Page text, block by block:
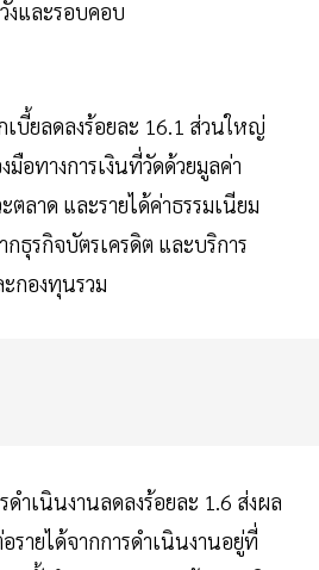
งและรอบคอบ
เบี้ยลดลงร้อยละ 16.1 ส่วนใหญ่
มือทางการเงินที่วัดด้วยมูลค่า
ตลาด และรายได้ค่าธรรมเนียม
ธุรกิจบัตรเครดิต และบริการ
กองทุนรวม
ำเนินงานลดลงร้อยละ 1.6 ส่งผล
รายได้จากการดำเนินงานอยู่ที่